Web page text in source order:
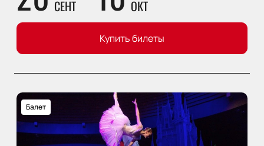
СЕНТ ОКТ
Купить билеты
Балет